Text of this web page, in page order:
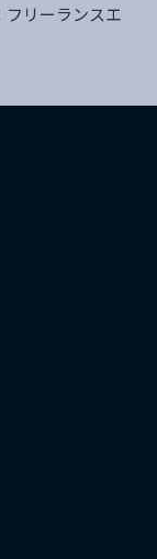
フリーランスエ